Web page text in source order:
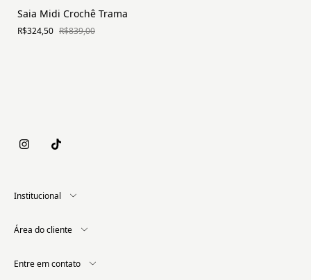
Saia Midi Crochê Trama
R$324,50 R$839,00
Institucional
Área do cliente
Entre em contato